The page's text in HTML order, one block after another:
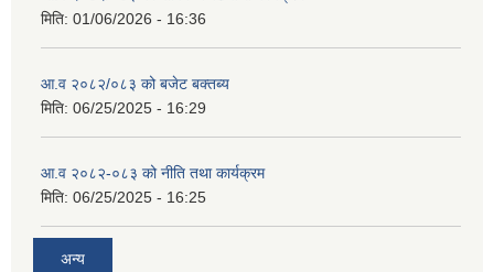
मिति: 01/06/2026 - 16:36
आ.व २०८२/०८३ को बजेट बक्तब्य
मिति: 06/25/2025 - 16:29
आ.व २०८२-०८३ को नीति तथा कार्यक्रम
मिति: 06/25/2025 - 16:25
अन्य